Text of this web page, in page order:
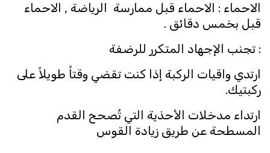
الاحماء : الاحماء قبل ممارسة الرياضة , الاحماء
قبل بخمس دقائق .
: تجنب الإجهاد المتكرر للرضفة
ارتدي واقيات الركبة إذا كنت تقضي وقتاً طويلاً على
ركبتيك.
ارتداء مدخلات الأحذية التي تُصحح القدم
المسطحة عن طريق زيادة القوس